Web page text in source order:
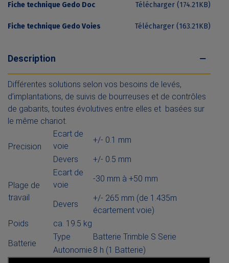
Description
Différentes solutions selon vos besoins de levés,
d’implantations, de suivis de bourreuses et de contrôles
de gabarits, toutes évolutives entre elles et basées sur
le même chariot.
Precision
Ecart de
voie
+/- 0.1 mm
Devers
+/- 0.5 mm
Plage de
travail
Ecart de
voie
-30 mm à +50 mm
Devers
+/- 265 mm (de 1.435m
écartement voie)
Poids
ca. 19.5 kg
Batterie
Type
Batterie Trimble S Serie
Autonomie 8 h (1 Batterie)
Fiche technique Gedo Doc Télécharger (174.21KB)
Fiche technique Gedo Voies Télécharger (163.21KB)